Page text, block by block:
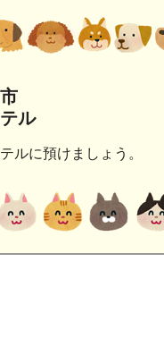
ル
ルに預けましょう。